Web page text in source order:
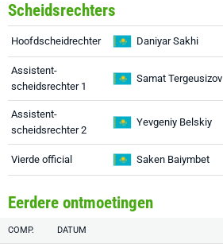
Scheidsrechters
Hoofdscheidrechter Daniyar Sakhi
Assistent-
scheidsrechter 1
Samat Tergeusizov
Assistent-
scheidsrechter 2
Yevgeniy Belskiy
Vierde official Saken Baiymbet
Eerdere ontmoetingen
COMP. DATUM